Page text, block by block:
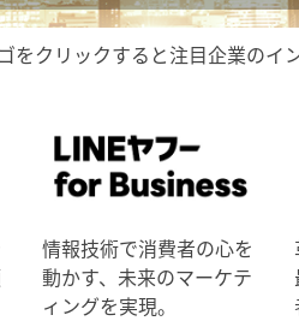
をクリックすると注目企業のイ
情報技術で消費者の心を
動かす、未来のマーケテ
ィングを実現。